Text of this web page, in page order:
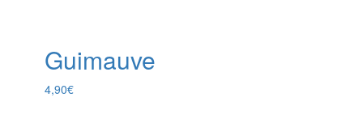
Guimauve
4,90€